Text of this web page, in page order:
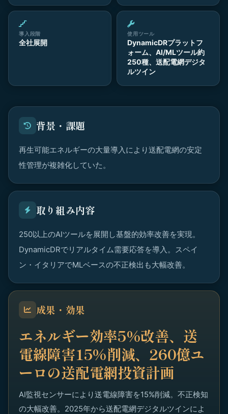
導入段階
全社展開
使用ツール
DynamicDRプラットフ
ォーム、AI/MLツール約
250種、送配電網デジタ
ルツイン
背景・課題
再生可能エネルギーの大量導入により送配電網の安定
性管理が複雑化していた。
取り組み内容
250以上のAIツールを展開し基盤的効率改善を実現。
DynamicDRでリアルタイム需要応答を導入。スペイ
ン・イタリアでMLベースの不正検出も大幅改善。
成果・効果
エネルギー効率5%改善、送
電線障害15%削減、260億ユ
ーロの送配電網投資計画
AI監視センサーにより送電線障害を15%削減。不正検知
の大幅改善。2025年から送配電網デジタルツインによ